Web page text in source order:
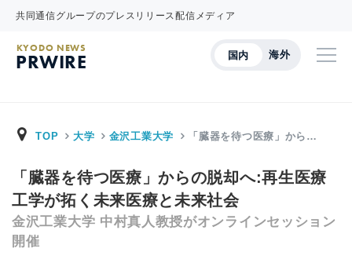
共同通信グループのプレスリリース配信メディア
国内 海外
KYODO NEWS
PRWIRE
TOP 大学 金沢工業大学 「臓器を待つ医療」から…
「臓器を待つ医療」からの脱却へ:再生医療
工学が拓く未来医療と未来社会
金沢工業大学 中村真人教授がオンラインセッション
開催